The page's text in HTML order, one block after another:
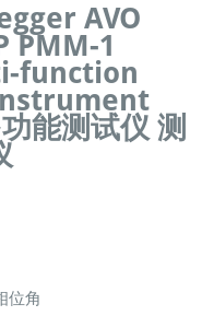
AVO
PMM-1
function
能测试仪 测
位角